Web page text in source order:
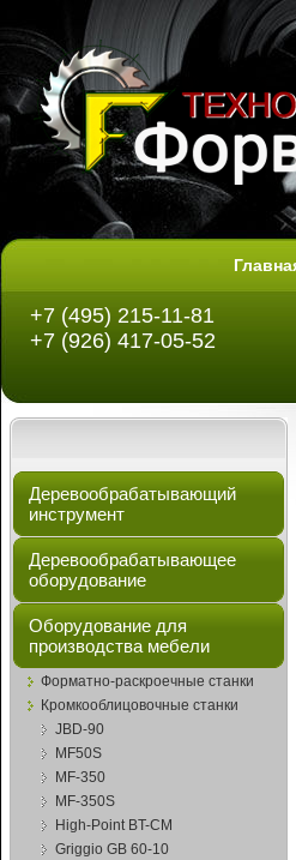
+7 (495) 215-11-81
+7 (926) 417-05-52
Деревообрабатывающий
инструмент
Деревообрабатывающее
оборудование
Оборудование для
производства мебели
Форматно-раскроечные станки
Кромкооблицовочные станки
JBD-90
MF50S
MF-350
MF-350S
High-Point BT-CM
Griggio GB 60-10